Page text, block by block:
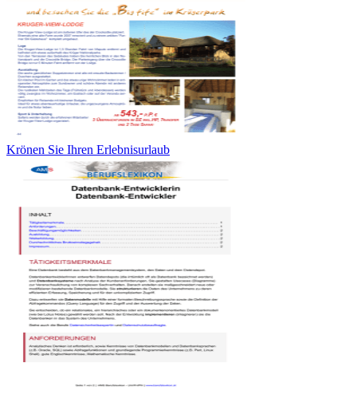
Krönen Sie Ihren Erlebnisurlaub